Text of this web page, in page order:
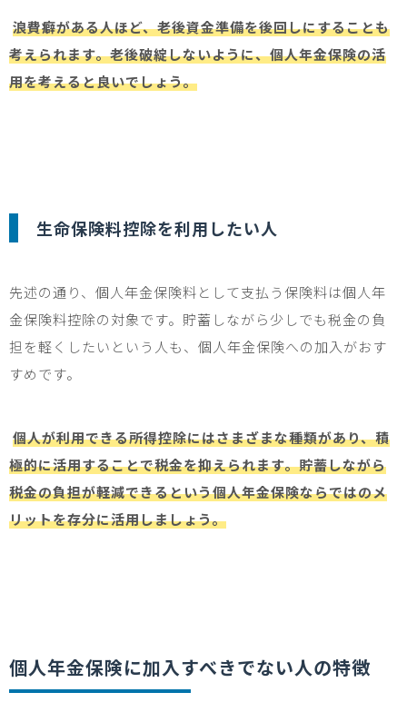
浪費癖がある人ほど、老後資金準備を後回しにすることも
考えられます。老後破綻しないように、個人年金保険の活
用を考えると良いでしょう。
生命保険料控除を利用したい人
先述の通り、個人年金保険料として支払う保険料は個人年
金保険料控除の対象です。貯蓄しながら少しでも税金の負
担を軽くしたいという人も、個人年金保険への加入がおす
すめです。
個人が利用できる所得控除にはさまざまな種類があり、積
極的に活用することで税金を抑えられます。貯蓄しながら
税金の負担が軽減できるという個人年金保険ならではのメ
リットを存分に活用しましょう。
個人年金保険に加入すべきでない人の特徴